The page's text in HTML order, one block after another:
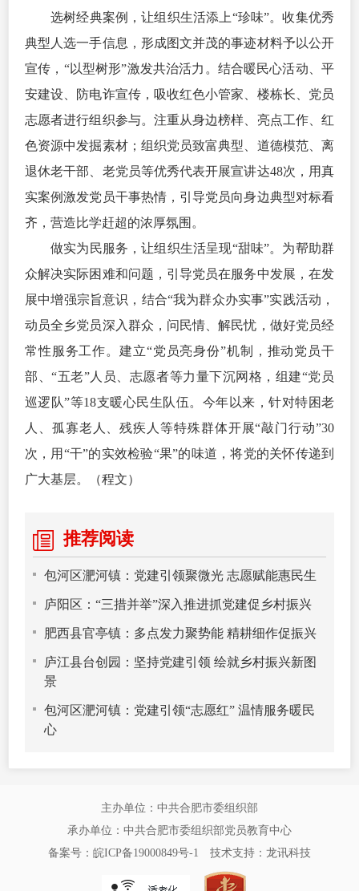
选树经典案例，让组织生活添上“珍味”。收集优秀
典型人选一手信息，形成图文并茂的事迹材料予以公开
宣传，“以型树形”激发共治活力。结合暖民心活动、平
安建设、防电诈宣传，吸收红色小管家、楼栋长、党员
志愿者进行组织参与。注重从身边榜样、亮点工作、红
色资源中发掘素材；组织党员致富典型、道德模范、离
退休老干部、老党员等优秀代表开展宣讲达48次，用真
实案例激发党员干事热情，引导党员向身边典型对标看
齐，营造比学赶超的浓厚氛围。
做实为民服务，让组织生活呈现“甜味”。为帮助群
众解决实际困难和问题，引导党员在服务中发展，在发
展中增强宗旨意识，结合“我为群众办实事”实践活动，
动员全乡党员深入群众，问民情、解民忧，做好党员经
常性服务工作。建立“党员亮身份”机制，推动党员干
部、“五老”人员、志愿者等力量下沉网格，组建“党员
巡逻队”等18支暖心民生队伍。今年以来，针对特困老
人、孤寡老人、残疾人等特殊群体开展“敲门行动”30
次，用“干”的实效检验“果”的味道，将党的关怀传递到
广大基层。（程文）
推荐阅读
包河区淝河镇：党建引领聚微光 志愿赋能惠民生
庐阳区：“三措并举”深入推进抓党建促乡村振兴
肥西县官亭镇：多点发力聚势能 精耕细作促振兴
庐江县台创园：坚持党建引领 绘就乡村振兴新图
景
包河区淝河镇：党建引领“志愿红” 温情服务暖民
心
主办单位：中共合肥市委组织部
承办单位：中共合肥市委组织部党员教育中心
备案号：皖ICP备19000849号-1
技术支持： 龙讯科技